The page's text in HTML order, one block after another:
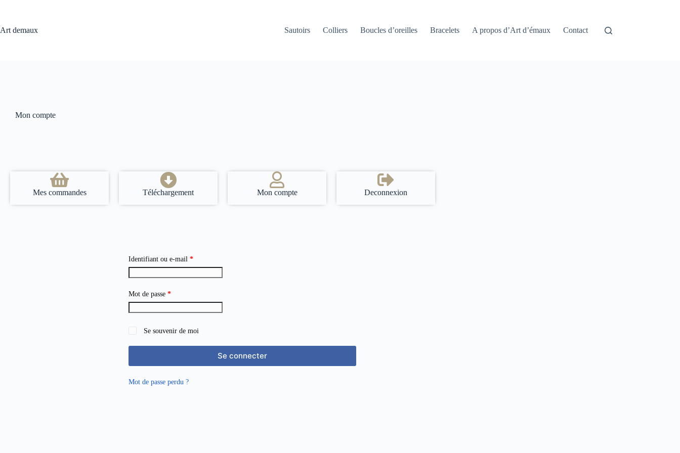
Art demaux Sautoirs Colliers Boucles d’oreilles Bracelets A propos d’Art d’émaux Contact
Mon compte
Mes commandes Téléchargement Mon compte Deconnexion
Identifiant ou e-mail*
Mot de passe*
Se souvenir de moi
Se connecter
Mot de passe perdu ?